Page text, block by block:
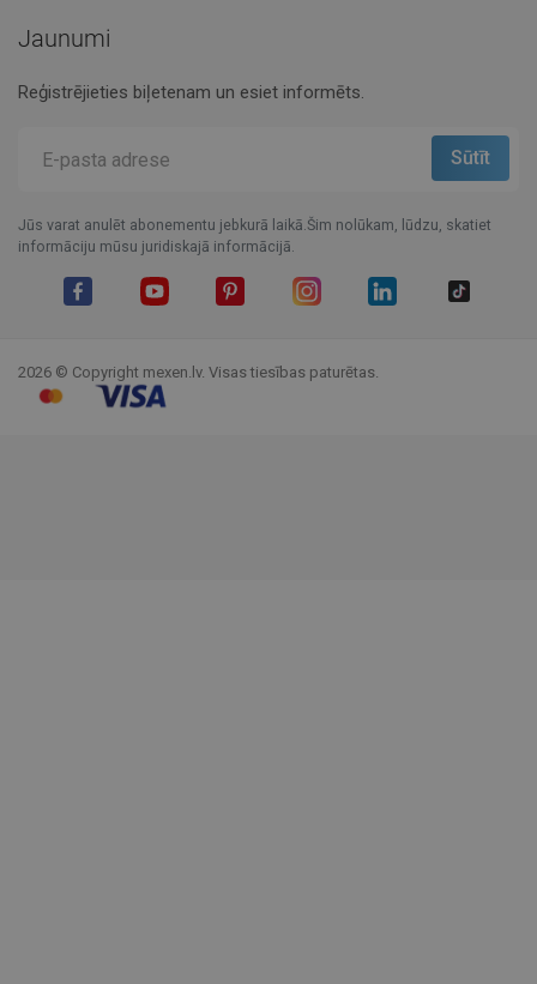
Jaunumi
Reģistrējieties biļetenam un esiet informēts.
Jūs varat anulēt abonementu jebkurā laikā.Šim nolūkam, lūdzu, skatiet
informāciju mūsu juridiskajā informācijā.
2026 © Copyright mexen.lv. Visas tiesības paturētas.